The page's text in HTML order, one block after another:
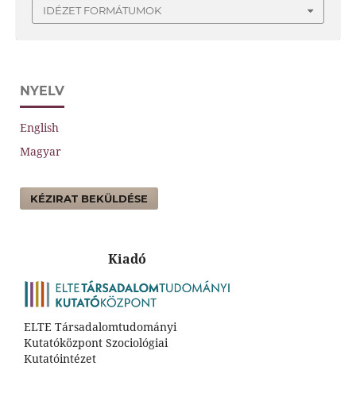
IDÉZET FORMÁTUMOK
NYELV
English
Magyar
KÉZIRAT BEKÜLDÉSE
Kiadó
ELTE Társadalomtudományi
Kutatóközpont Szociológiai
Kutatóintézet